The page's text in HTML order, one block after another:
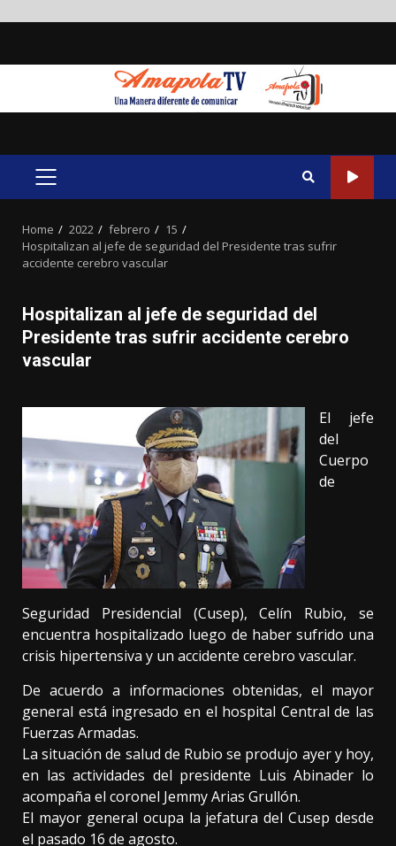
PRIMARY
Home 2022 febrero
15
Hospitalizan al jefe de seguridad del Presidente tras sufrir
accidente cerebro vascular
Hospitalizan al jefe de seguridad del
Presidente tras sufrir accidente cerebro
vascular
El jefe
del
Cuerpo
de
Seguridad Presidencial (Cusep), Celín Rubio, se
encuentra hospitalizado luego de haber sufrido una
crisis hipertensiva y un accidente cerebro vascular.
De acuerdo a informaciones obtenidas, el mayor
general está ingresado en el hospital Central de las
Fuerzas Armadas.
La situación de salud de Rubio se produjo ayer y hoy,
en las actividades del presidente Luis Abinader lo
acompaña el coronel Jemmy Arias Grullón.
El mayor general ocupa la jefatura del Cusep desde
el pasado 16 de agosto.